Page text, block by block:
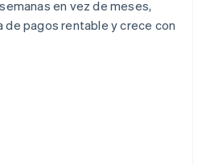
en vez de meses,
de pagos rentable y crece con